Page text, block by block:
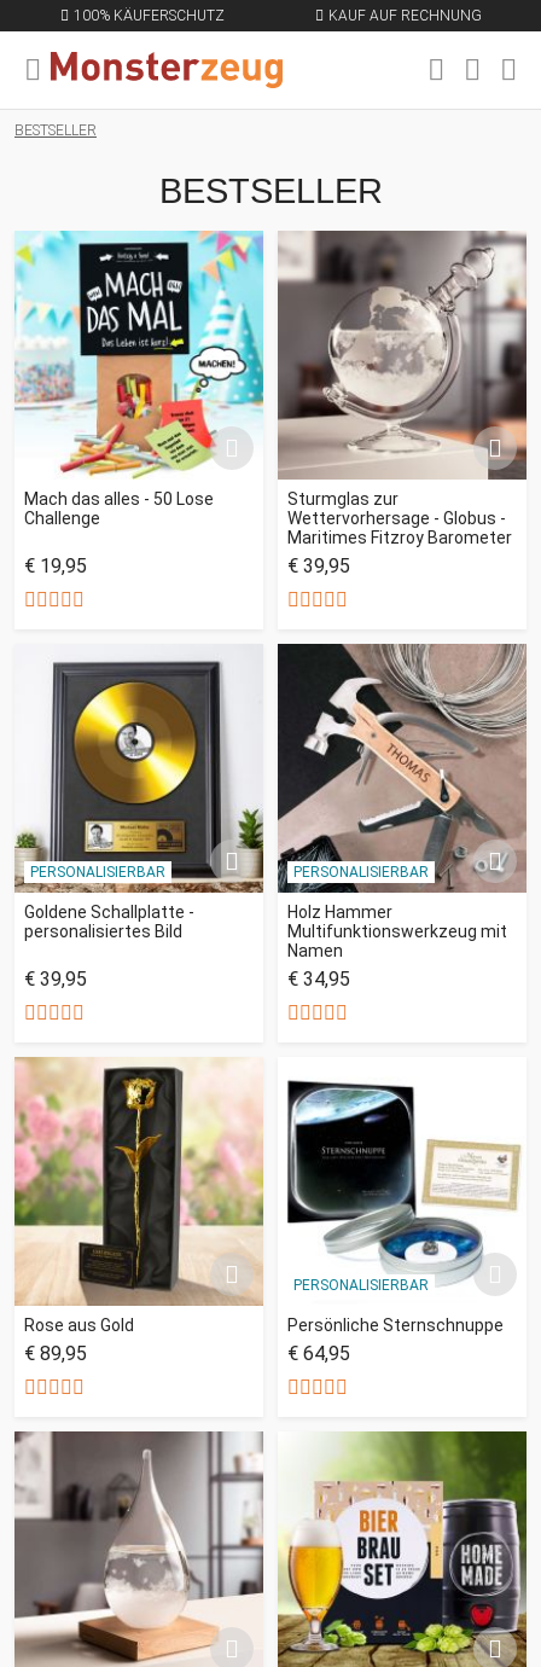
100% KÄUFERSCHUTZ KAUF AUF RECHNUNG
MENÜ SCHLIESSEN
BESTSELLER
BESTSELLER
Mach das alles - 50 Lose
Challenge
€ 19,95
Sturmglas zur
Wettervorhersage - Globus -
Maritimes Fitzroy Barometer
€ 39,95
PERSONALISIERBAR
Goldene Schallplatte -
personalisiertes Bild
€ 39,95
PERSONALISIERBAR
Holz Hammer
Multifunktionswerkzeug mit
Namen
€ 34,95
Rose aus Gold
€ 89,95
PERSONALISIERBAR
Persönliche Sternschnuppe
€ 64,95